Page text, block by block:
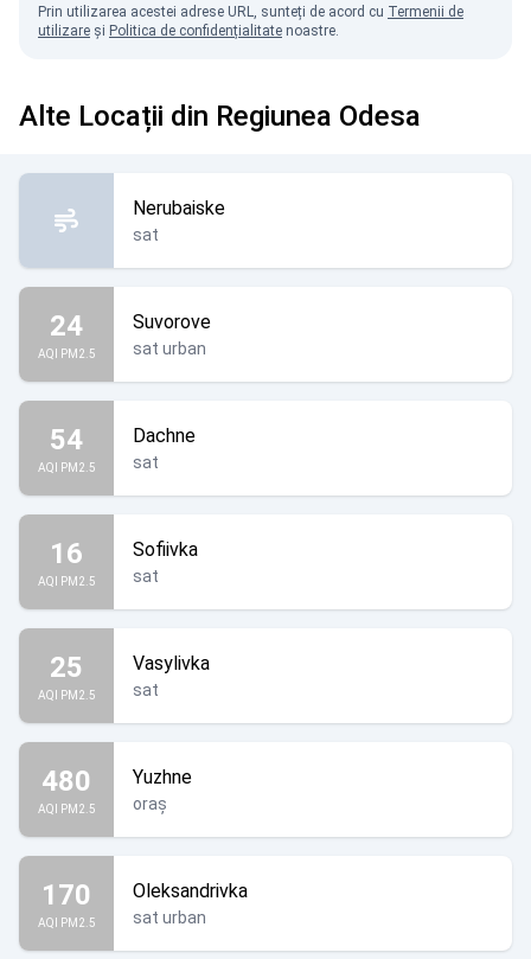
Prin utilizarea acestei adrese URL, sunteți de acord cu Termenii de
utilizare și Politica de confidențialitate noastre.
Alte Locații din Regiunea Odesa
Nerubaiske
sat
24
AQI PM2.5
Suvorove
sat urban
54
AQI PM2.5
Dachne
sat
16
AQI PM2.5
Sofiivka
sat
25
AQI PM2.5
Vasylivka
sat
480
AQI PM2.5
Yuzhne
oraș
170
AQI PM2.5
Oleksandrivka
sat urban